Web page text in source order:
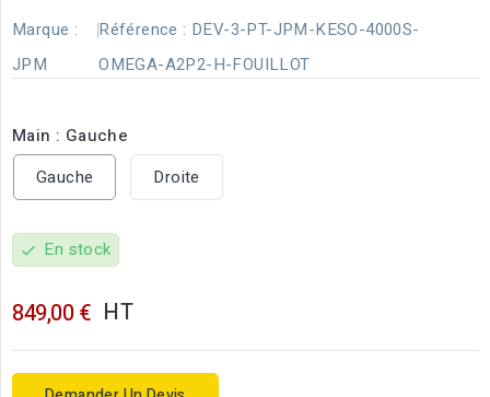
Marque :
JPM
Référence : DEV-3-PT-JPM-KESO-4000S-
OMEGA-A2P2-H-FOUILLOT
Main : Gauche
Gauche
Droite
check En stock
849,00 € HT